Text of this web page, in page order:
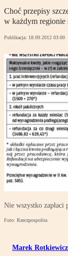
Choć przepisy
w każdym regionie
Publikacja: 18.09.2012 03:00
Nie wszystko zapłaci
Foto: Rzeczpospolita
Marek Rotkiewicz